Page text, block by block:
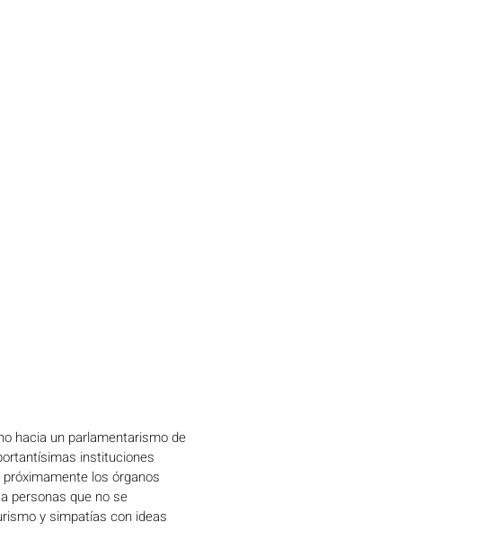
hacia un parlamentarismo de
instituciones
los órganos
personas que no se
y simpatías con ideas